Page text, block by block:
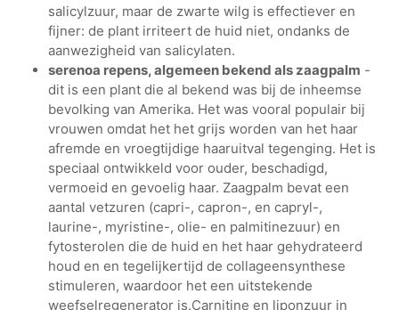
salicylzuur, maar de zwarte wilg is effectiever en
fijner: de plant irriteert de huid niet, ondanks de
aanwezigheid van salicylaten.
serenoa repens, algemeen bekend als zaagpalm -
dit is een plant die al bekend was bij de inheemse
bevolking van Amerika. Het was vooral populair bij
vrouwen omdat het het grijs worden van het haar
afremde en vroegtijdige haaruitval tegenging. Het is
speciaal ontwikkeld voor ouder, beschadigd,
vermoeid en gevoelig haar. Zaagpalm bevat een
aantal vetzuren (capri-, capron-, en capryl-,
laurine-, myristine-, olie- en palmitinezuur) en
fytosterolen die de huid en het haar gehydrateerd
houd en en tegelijkertijd de collageensynthese
stimuleren, waardoor het een uitstekende
weefselregenerator is.Carnitine en liponzuur in